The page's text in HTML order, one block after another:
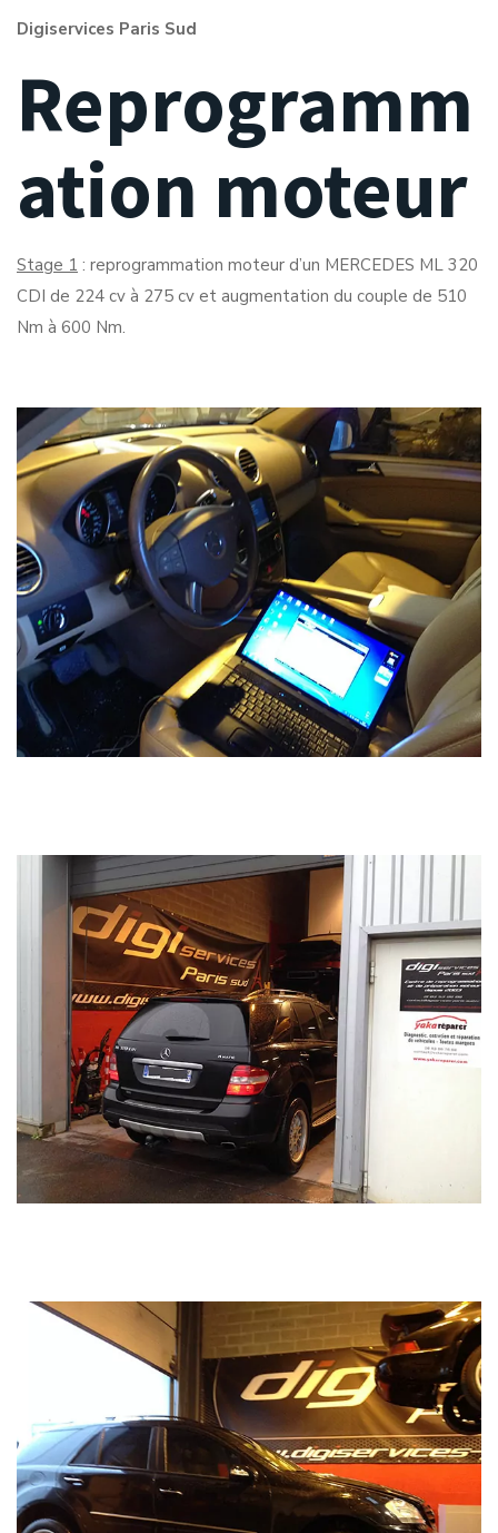
Digiservices Paris Sud
Reprogramm
ation moteur
Stage 1 : reprogrammation moteur d’un MERCEDES ML 320
CDI de 224 cv à 275 cv et augmentation du couple de 510
Nm à 600 Nm.